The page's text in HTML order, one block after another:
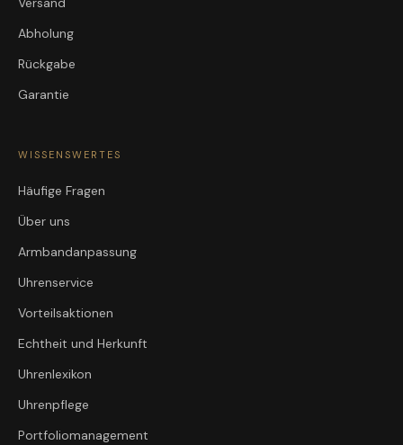
Abholung
Rückgabe
Garantie
WISSENSWERTES
Häufige Fragen
Über uns
Armbandanpassung
Uhrenservice
Vorteilsaktionen
Echtheit und Herkunft
Uhrenlexikon
Uhrenpflege
Portfoliomanagement